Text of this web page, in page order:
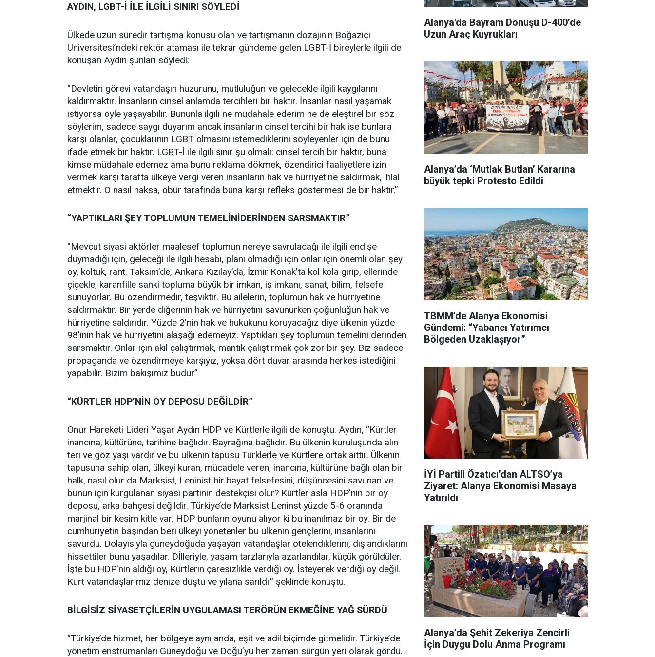
AYDIN, LGBT-İ İLE İLGİLİ SINIRI SÖYLEDİ
Ülkede uzun süredir tartışma konusu olan ve tartışmanın dozajının Boğaziçi
Üniversitesi’ndeki rektör ataması ile tekrar gündeme gelen LGBT-İ bireylerle ilgili de
konuşan Aydın şunları söyledi:
“Devletin görevi vatandaşın huzurunu, mutluluğun ve gelecekle ilgili kaygılarını
kaldırmaktır. İnsanların cinsel anlamda tercihleri bir haktır. İnsanlar nasıl yaşamak
istiyorsa öyle yaşayabilir. Bununla ilgili ne müdahale ederim ne de eleştirel bir söz
söylerim, sadece saygı duyarım ancak insanların cinsel tercihi bir hak ise bunlara
karşı olanlar, çocuklarının LGBT olmasını istemediklerini söyleyenler için de bunu
ifade etmek bir haktır. LGBT-İ ile ilgili sınır şu olmalı: cinsel tercih bir haktır, buna
kimse müdahale edemez ama bunu reklama dökmek, özendirici faaliyetlere izin
vermek karşı tarafta ülkeye vergi veren insanların hak ve hürriyetine saldırmak, ihlal
etmektir. O nasıl haksa, öbür tarafında buna karşı refleks göstermesi de bir haktır.”
“YAPTIKLARI ŞEY TOPLUMUN TEMELİNİDERİNDEN SARSMAKTIR”
“Mevcut siyasi aktörler maalesef toplumun nereye savrulacağı ile ilgili endişe
duymadığı için, geleceği ile ilgili hesabı, planı olmadığı için onlar için önemli olan şey
oy, koltuk, rant. Taksim’de, Ankara Kızılay’da, İzmir Konak’ta kol kola girip, ellerinde
çiçekle, karanfille sanki topluma büyük bir imkan, iş imkanı, sanat, bilim, felsefe
sunuyorlar. Bu özendirmedir, teşviktir. Bu ailelerin, toplumun hak ve hürriyetine
saldırmaktır. Bir yerde diğerinin hak ve hürriyetini savunurken çoğunluğun hak ve
hürriyetine saldırıdır. Yüzde 2’nin hak ve hukukunu koruyacağız diye ülkenin yüzde
98’inin hak ve hürriyetini alaşağı edemeyiz. Yaptıkları şey toplumun temelini derinden
sarsmaktır. Onlar için akıl çalıştırmak, mantık çalıştırmak çok zor bir şey. Biz sadece
propaganda ve özendirmeye karşıyız, yoksa dört duvar arasında herkes istediğini
yapabilir. Bizim bakışımız budur”
“KÜRTLER HDP’NİN OY DEPOSU DEĞİLDİR”
Onur Hareketi Lideri Yaşar Aydın HDP ve Kürtlerle ilgili de konuştu. Aydın, “Kürtler
inancına, kültürüne, tarihine bağlıdır. Bayrağına bağlıdır. Bu ülkenin kuruluşunda alın
teri ve göz yaşı vardır ve bu ülkenin tapusu Türklerle ve Kürtlere ortak aittir. Ülkenin
tapusuna sahip olan, ülkeyi kuran, mücadele veren, inancına, kültürüne bağlı olan bir
halk, nasıl olur da Marksist, Leninist bir hayat felsefesini, düşüncesini savunan ve
bunun için kurgulanan siyasi partinin destekçisi olur? Kürtler asla HDP’nin bir oy
deposu, arka bahçesi değildir. Türkiye’de Marksist Leninst yüzde 5-6 oranında
marjinal bir kesim kitle var. HDP bunların oyunu alıyor ki bu inanılmaz bir oy. Bir de
cumhuriyetin başından beri ülkeyi yönetenler bu ülkenin gençlerini, insanlarını
savurdu. Dolayısıyla güneydoğuda yaşayan vatandaşlar ötelendiklerini, dışlandıklarını
hissettiler bunu yaşadılar. Dİlleriyle, yaşam tarzlarıyla azarlandılar, küçük görüldüler.
İşte bu HDP’nin aldığı oy, Kürtlerin çaresizlikle verdiği oy. İsteyerek verdiği oy değil.
Kürt vatandaşlarımız denize düştü ve yılana sarıldı.” şeklinde konuştu.
BİLGİSİZ SİYASETÇİLERİN UYGULAMASI TERÖRÜN EKMEĞİNE YAĞ SÜRDÜ
“Türkiye’de hizmet, her bölgeye aynı anda, eşit ve adil biçimde gitmelidir. Türkiye’de
yönetim enstrümanları Güneydoğu ve Doğu’yu her zaman sürgün yeri olarak gördü.
Alanya'da Bayram Dönüşü D-400’de
Uzun Araç Kuyrukları
Alanya’da ‘Mutlak Butlan’ Kararına
büyük tepki Protesto Edildi
TBMM’de Alanya Ekonomisi
Gündemi: “Yabancı Yatırımcı
Bölgeden Uzaklaşıyor”
İYİ Partili Özatıcı’dan ALTSO’ya
Ziyaret: Alanya Ekonomisi Masaya
Yatırıldı
Alanya’da Şehit Zekeriya Zencirli
İçin Duygu Dolu Anma Programı